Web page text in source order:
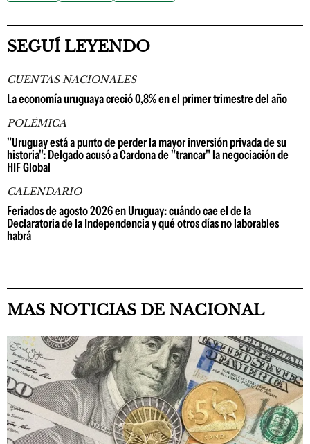
SEGUÍ LEYENDO
CUENTAS NACIONALES
La economía uruguaya creció 0,8% en el primer trimestre del año
POLÉMICA
"Uruguay está a punto de perder la mayor inversión privada de su
historia": Delgado acusó a Cardona de "trancar" la negociación de
HIF Global
CALENDARIO
Feriados de agosto 2026 en Uruguay: cuándo cae el de la
Declaratoria de la Independencia y qué otros días no laborables
habrá
MAS NOTICIAS DE NACIONAL